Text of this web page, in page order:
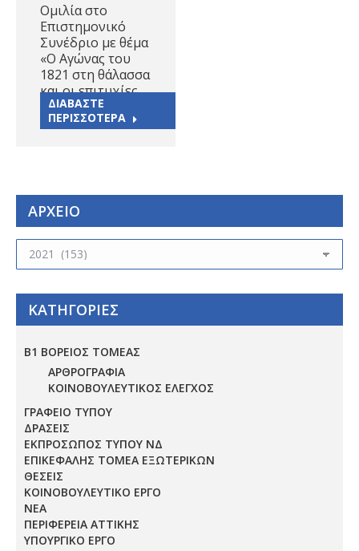
Ομιλία στο
Επιστημονικό
Συνέδριο με θέμα
«Ο Αγώνας του
1821 στη θάλασσα
και οι επιτυχίες…
ΔΙΑΒΑΣΤΕ
ΠΕΡΙΣΣΟΤΕΡΑ
ΑΡΧΕΙΟ
ΑΡΧΕΙΟ
ΚΑΤΗΓΟΡΙΕΣ
Β1 ΒΟΡΕΙΟΣ ΤΟΜΕΑΣ
ΑΡΘΡΟΓΡΑΦΙΑ
ΚΟΙΝΟΒΟΥΛΕΥΤΙΚΟΣ ΕΛΕΓΧΟΣ
ΓΡΑΦΕΙΟ ΤΥΠΟΥ
ΔΡΑΣΕΙΣ
ΕΚΠΡΟΣΩΠΟΣ ΤΥΠΟΥ ΝΔ
ΕΠΙΚΕΦΑΛΗΣ ΤΟΜΕΑ ΕΞΩΤΕΡΙΚΩΝ
ΘΕΣΕΙΣ
ΚΟΙΝΟΒΟΥΛΕΥΤΙΚΟ ΕΡΓΟ
ΝΕΑ
ΠΕΡΙΦΕΡΕΙΑ ΑΤΤΙΚΗΣ
ΥΠΟΥΡΓΙΚΟ ΕΡΓΟ